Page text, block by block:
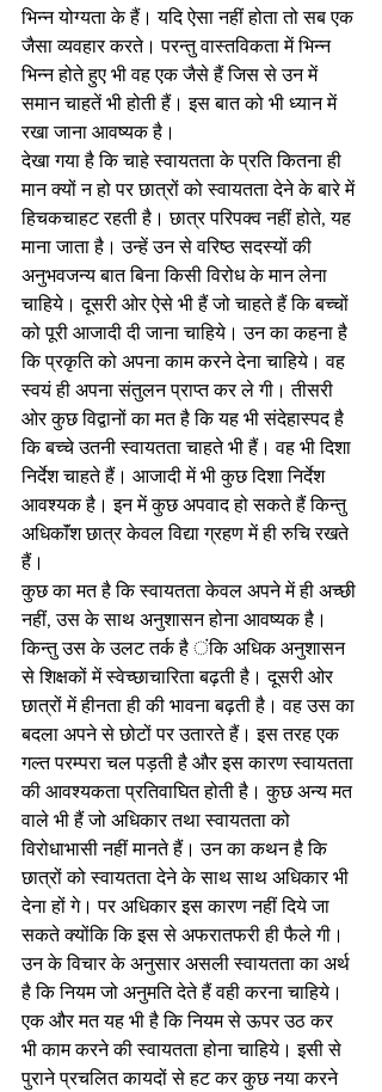
भिन्न योग्यता के हैं। यदि ऐसा नहीं होता तो सब एक
जैसा व्यवहार करते। परन्तु वास्तविकता में भिन्न
भिन्न होते हुए भी वह एक जैसे हैं जिस से उन में
समान चाहतें भी होती हैं। इस बात को भी ध्यान में
रखा जाना आवष्यक है।
देखा गया है कि चाहे स्वायतता के प्रति कितना ही
मान क्यों न हो पर छात्रों को स्वायतता देने के बारे में
हिचकचाहट रहती है। छात्र परिपक्व नहीं होते, यह
माना जाता है। उन्हें उन से वरिष्ठ सदस्यों की
अनुभवजन्य बात बिना किसी विरोध के मान लेना
चाहिये। दूसरी ओर ऐसे भी हैं जो चाहते हैं कि बच्चों
को पूरी आजादी दी जाना चाहिये। उन का कहना है
कि प्रकृति को अपना काम करने देना चाहिये। वह
स्वयं ही अपना संतुलन प्राप्त कर ले गी। तीसरी
ओर कुछ विद्वानों का मत है कि यह भी संदेहास्पद है
कि बच्चे उतनी स्वायतता चाहते भी हैं। वह भी दिशा
निर्देश चाहते हैं। आजादी में भी कुछ दिशा निर्देश
आवश्यक है। इन में कुछ अपवाद हो सकते हैं किन्तु
अधिकाॅंश छात्र केवल विद्या ग्रहण में ही रुचि रखते
हैं।
कुछ का मत है कि स्वायतता केवल अपने में ही अच्छी
नहीं, उस के साथ अनुशासन होना आवष्यक है।
किन्तु उस के उलट तर्क है ंकि अधिक अनुशासन
से शिक्षकों में स्वेच्छाचारिता बढ़ती है। दूसरी ओर
छात्रों में हीनता ही की भावना बढ़ती है। वह उस का
बदला अपने से छोटों पर उतारते हैं। इस तरह एक
गल्त परम्परा चल पड़ती है और इस कारण स्वायतता
की आवश्यकता प्रतिवाघित होती है। कुछ अन्य मत
वाले भी हैं जो अधिकार तथा स्वायतता को
विरोधाभासी नहीं मानते हैं। उन का कथन है कि
छात्रों को स्वायतता देने के साथ साथ अधिकार भी
देना हों गे। पर अधिकार इस कारण नहीं दिये जा
सकते क्योंकि कि इस से अफरातफरी ही फैले गी।
उन के विचार के अनुसार असली स्वायतता का अर्थ
है कि नियम जो अनुमति देते हैं वही करना चाहिये।
एक और मत यह भी है कि नियम से ऊपर उठ कर
भी काम करने की स्वायतता होना चाहिये। इसी से
पुराने प्रचलित कायदों से हट कर कुछ नया करने